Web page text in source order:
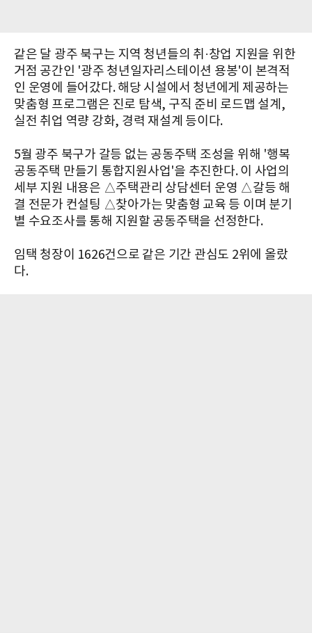
같은 달 광주 북구는 지역 청년들의 취·창업 지원을 위한
거점 공간인 '광주 청년일자리스테이션 용봉'이 본격적
인 운영에 들어갔다. 해당 시설에서 청년에게 제공하는
맞춤형 프로그램은 진로 탐색, 구직 준비 로드맵 설계,
실전 취업 역량 강화, 경력 재설계 등이다.
5월 광주 북구가 갈등 없는 공동주택 조성을 위해 '행복
공동주택 만들기 통합지원사업'을 추진한다. 이 사업의
세부 지원 내용은 △주택관리 상담센터 운영 △갈등 해
결 전문가 컨설팅 △찾아가는 맞춤형 교육 등 이며 분기
별 수요조사를 통해 지원할 공동주택을 선정한다.
임택 청장이 1626건으로 같은 기간 관심도 2위에 올랐
다.